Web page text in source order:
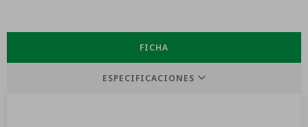
FICHA
ESPECIFICACIONES